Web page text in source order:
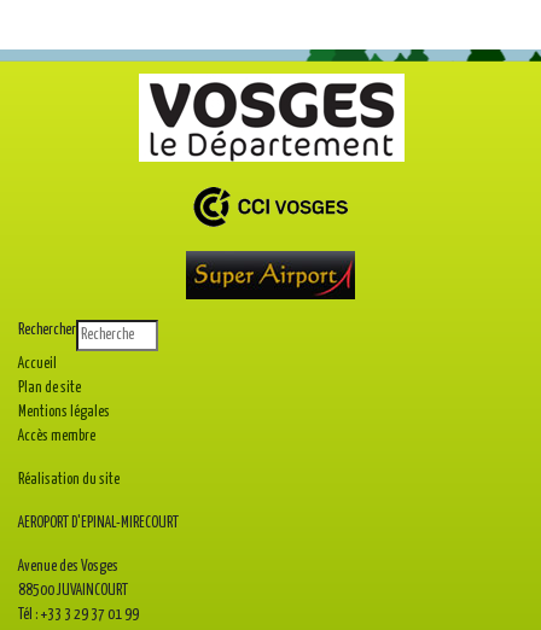
Rechercher
Accueil
Plan de site
Mentions légales
Accès membre
Réalisation du site
AEROPORT D'EPINAL-MIRECOURT
Avenue des Vosges
88500 JUVAINCOURT
Tél : +33 3 29 37 01 99